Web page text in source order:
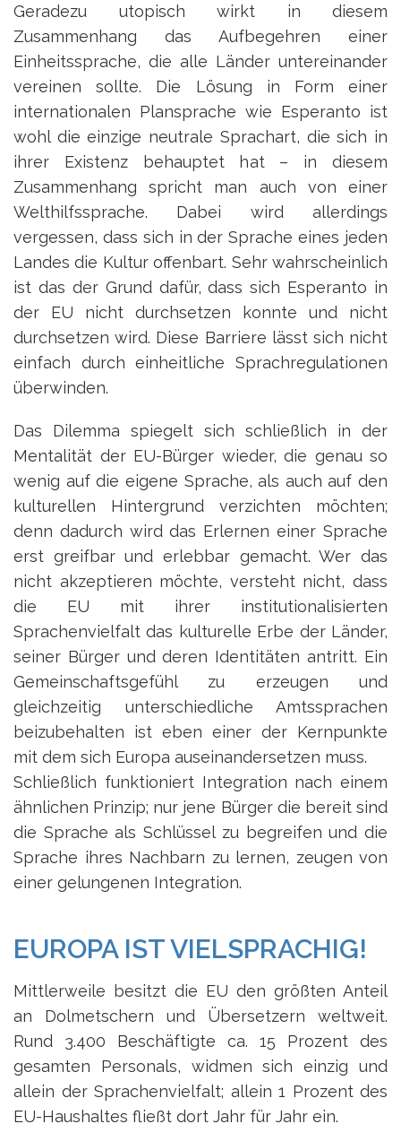
Geradezu utopisch wirkt in diesem
Zusammenhang das Aufbegehren einer
Einheitssprache, die alle Länder untereinander
vereinen sollte. Die Lösung in Form einer
internationalen Plansprache wie Esperanto ist
wohl die einzige neutrale Sprachart, die sich in
ihrer Existenz behauptet hat – in diesem
Zusammenhang spricht man auch von einer
Welthilfssprache. Dabei wird allerdings
vergessen, dass sich in der Sprache eines jeden
Landes die Kultur offenbart. Sehr wahrscheinlich
ist das der Grund dafür, dass sich Esperanto in
der EU nicht durchsetzen konnte und nicht
durchsetzen wird. Diese Barriere lässt sich nicht
einfach durch einheitliche Sprachregulationen
überwinden.
Das Dilemma spiegelt sich schließlich in der
Mentalität der EU-Bürger wieder, die genau so
wenig auf die eigene Sprache, als auch auf den
kulturellen Hintergrund verzichten möchten;
denn dadurch wird das Erlernen einer Sprache
erst greifbar und erlebbar gemacht. Wer das
nicht akzeptieren möchte, versteht nicht, dass
die EU mit ihrer institutionalisierten
Sprachenvielfalt das kulturelle Erbe der Länder,
seiner Bürger und deren Identitäten antritt. Ein
Gemeinschaftsgefühl zu erzeugen und
gleichzeitig unterschiedliche Amtssprachen
beizubehalten ist eben einer der Kernpunkte
mit dem sich Europa auseinandersetzen muss.
Schließlich funktioniert Integration nach einem
ähnlichen Prinzip; nur jene Bürger die bereit sind
die Sprache als Schlüssel zu begreifen und die
Sprache ihres Nachbarn zu lernen, zeugen von
einer gelungenen Integration.
EUROPA IST VIELSPRACHIG!
Mittlerweile besitzt die EU den größten Anteil
an Dolmetschern und Übersetzern weltweit.
Rund 3.400 Beschäftigte ca. 15 Prozent des
gesamten Personals, widmen sich einzig und
allein der Sprachenvielfalt; allein 1 Prozent des
EU-Haushaltes fließt dort Jahr für Jahr ein.